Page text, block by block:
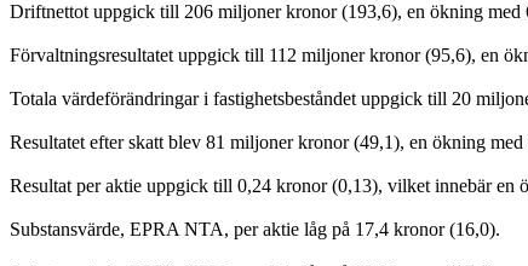
Driftnettot uppgick till 206 miljoner kronor (193,6), en ökning med
Förvaltningsresultatet uppgick till 112 miljoner kronor (95,6), en
Totala värdeförändringar i fastighetsbeståndet uppgick till 20
Resultatet efter skatt blev 81 miljoner kronor (49,1), en ökning med
Resultat per aktie uppgick till 0,24 kronor (0,13), vilket innebär en
Substansvärde, EPRA NTA, per aktie låg på 17,4 kronor (16,0).